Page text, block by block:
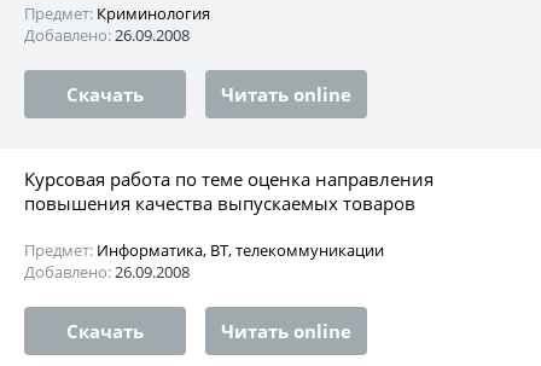
Предмет: Криминология
Добавлено:26.09.2008
Скачать Читать online
Курсовая работа по теме оценка направления
повышения качества выпускаемых товаров
Предмет: Информатика, ВТ, телекоммуникации
Добавлено:26.09.2008
Скачать Читать online